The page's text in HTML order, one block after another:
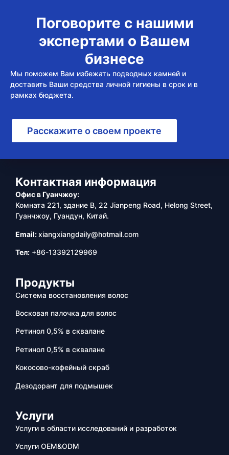
Поговорите с нашими
экспертами о Вашем
бизнесе
Мы поможем Вам избежать подводных камней и
доставить Ваши средства личной гигиены в срок и в
рамках бюджета.
Расскажите о своем проекте
Контактная информация
Офис в Гуанчжоу:
Комната 221, здание B, 22 Jianpeng Road, Helong Street,
Гуанчжоу, Гуандун, Китай.
Email:xiangxiangdaily@hotmail.com
Тел: +86-13392129969
Продукты
Система восстановления волос
Восковая палочка для волос
Ретинол 0,5% в сквалане
Ретинол 0,5% в сквалане
Кокосово-кофейный скраб
Дезодорант для подмышек
Услуги
Услуги в области исследований и разработок
Услуги OEM&ODM